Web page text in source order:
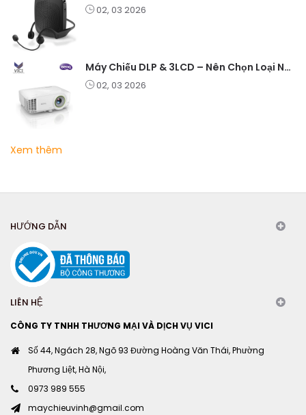
02, 03 2026
Máy Chiếu DLP & 3LCD – Nên Chọn Loại Nào Cho Văn Phòng & Giải Trí?
02, 03 2026
Xem thêm
HƯỚNG DẪN
LIÊN HỆ
CÔNG TY TNHH THƯƠNG MẠI VÀ DỊCH VỤ VICI
Số 44, Ngách 28, Ngõ 93 Đường Hoàng Văn Thái, Phường
Phương Liệt, Hà Nội,
0973 989 555
maychieuvinh@gmail.com